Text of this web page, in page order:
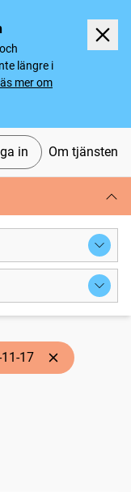
längre i
mer om
in Om tjänsten
17